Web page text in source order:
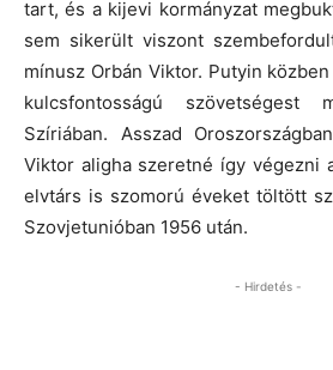
tart, és a kijevi kormányzat
sem sikerült viszont
mínusz Orbán Viktor. Putyin
kulcsfontosságú szövetségest
Szíriában. Asszad
Viktor aligha szeretné így végezni
elvtárs is szomorú éveket töltött
Szovjetunióban 1956 után.
- Hirdetés -